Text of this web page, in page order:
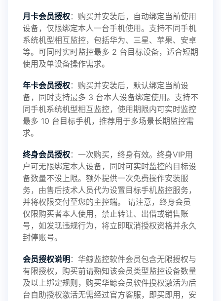
鲸监控存在的问题与所需的更多功能，华鲸手机监
控将持续为您创造更优秀的监控APP
2025-01-13 V3.7
2024-10-08 V3.6
2024-03-16 V3.5
2023-01-12 V3.3
月卡会员授权：购买并安装后，自动绑定当前使用
设备，仅限绑定本人一台手机使用。支持不同手机
系统机型相互监控，包括华为、三星、苹果、安卓
等。可同时实时监控最多 2 台目标设备，适合短期
使用及单设备操作需求。
年卡会员授权：购买并安装后，默认绑定当前设
备，同时支持最多 3 台本人设备绑定使用。支持不
同手机系统机型相互监控，使用期限内可实时监控
最多 10 台目标手机，推荐用于多场景长期监控需
求。
终身会员授权：一次购买，终身有效。终身VIP用
户可无限绑定本人设备，同时可实时监控的目标设
备数量不设上限。额外提供一次免费操作安装服
务，由售后技术人员代为设置目标手机监控服务，
并将权限交付至您的主控端。 请注意，终身会员
仅限购买者本人使用，禁止转让、出借或销售账
号，如发现违规行为，将立即取消授权资格并永久
封停账号。
会员授权说明 ：华鲸监控软件会员包含无限授权与
有限授权，购买前请熟知该会员类型监控设备数量
及以上绑定规则，购买华鲸会员软件授权激活为后
台自助授权激活无需经过官方客服，即买即用，安